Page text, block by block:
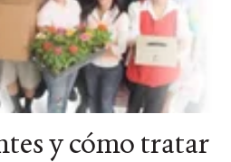
y cómo tratar